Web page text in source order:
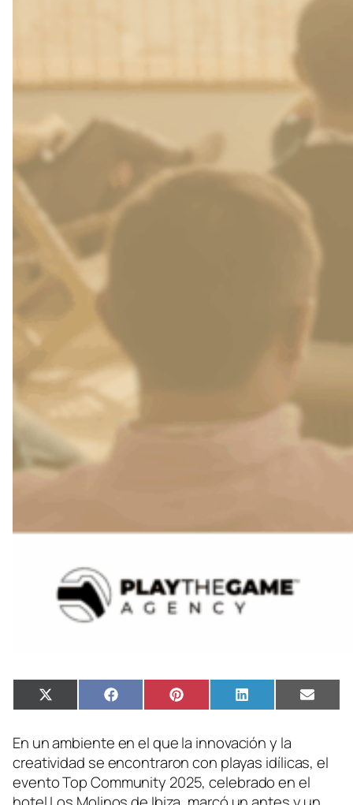
Compartir
en
X
(Twitter)
Compartir
en
FacebookCompartir
en
PinterestCompartir
en
LinkedIn
en
Email
En un ambiente en el que la innovación y la
creatividad se encontraron con playas idílicas, el
evento Top Community 2025, celebrado en el